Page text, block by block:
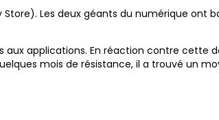
Les deux géants du numérique ont
aux applications. En réaction contre cette
mois de résistance, il a trouvé un